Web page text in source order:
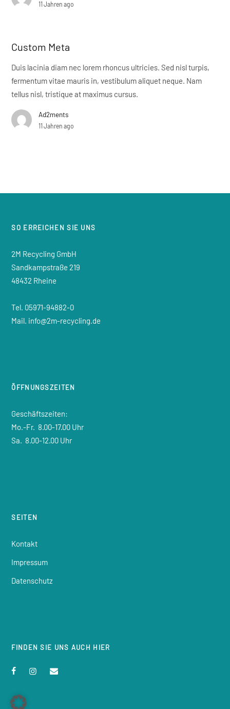
11 Jahren ago
Custom Meta
Duis lacinia diam nec lorem rhoncus ultricies. Sed nisl turpis,
fermentum vitae mauris in, vestibulum aliquet neque. Nam
tellus nisl, tristique at maximus cursus.
Ad2ments
11 Jahren ago
SO ERREICHEN SIE UNS
2M Recycling GmbH
Sandkampstraße 219
48432 Rheine
Tel. 05971-94882-0
Mail. info@2m-recycling.de
ÖFFNUNGSZEITEN
Geschäftszeiten:
Mo.-Fr. 8.00-17.00 Uhr
Sa. 8.00-12.00 Uhr
SEITEN
Kontakt
Impressum
Datenschutz
FINDEN SIE UNS AUCH HIER